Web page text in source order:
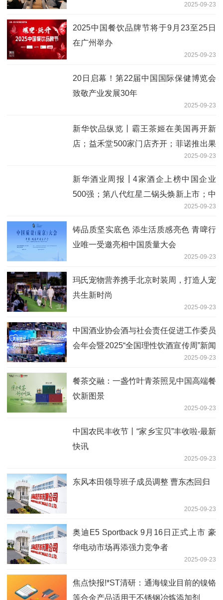
2025-09-23
2025中国餐饮品牌节将于9月23至25日
在广州举办
2025-09-23
20日启幕！第22届中国国际保健博览会
致敬产业发展30年
2025-09-23
新华饮品纵览丨霸王茶姬在美国再开新
店；益禾堂500家门店齐开；菲诺推出果
2025-09-23
新华酒业周报┃4家酒企上榜中国企业
500强；第八代红星二锅头焕新上市；中
国葡萄酒首个AI体验中心对外开放2025-09-23
铸品质坚实底色 添生活质感亮色 青啤行
业唯一受邀亮相中国质量大会
2025-09-23
玛氏宠物营养携手北京时装周，打造人宠
共生新时尚
2025-09-23
中国酒业协会酒与社会责任促进工作委员
会年会暨2025“全国理性饮酒宣传周”新闻
2025-09-23
餐茶交融：一盏竹叶青茶照见中国高端餐
饮新图景
2025-09-23
中国农民丰收节丨“家乡宝贝”丰收啦-最新
快讯
2025-09-23
东风本田领导班子成员调整 曹东杰回归
2025-09-23
奥迪E5 Sportback 9月16日正式上市 豪
华电动市场再添强力竞争者
2025-09-23
焦点快报!*ST清研：通海镍业目前的镍铬
等合金产品适用于不锈钢冶炼添加剂